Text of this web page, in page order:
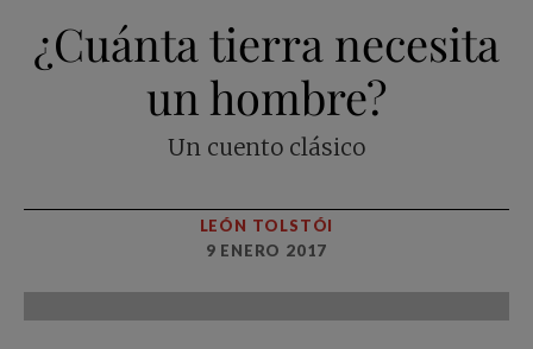
¿Cuánta tierra necesita
un hombre?
Un cuento clásico
LEÓN TOLSTÓI
9 ENERO 2017